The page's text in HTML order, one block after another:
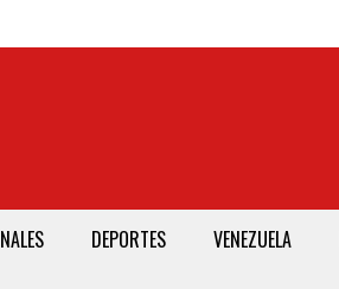
DEPORTES VENEZUELA